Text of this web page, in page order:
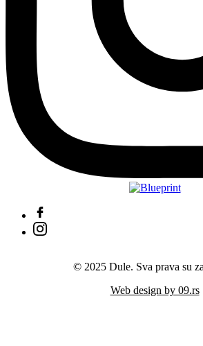
© 2025 Dule. Sva prava su
Web design by 09.rs